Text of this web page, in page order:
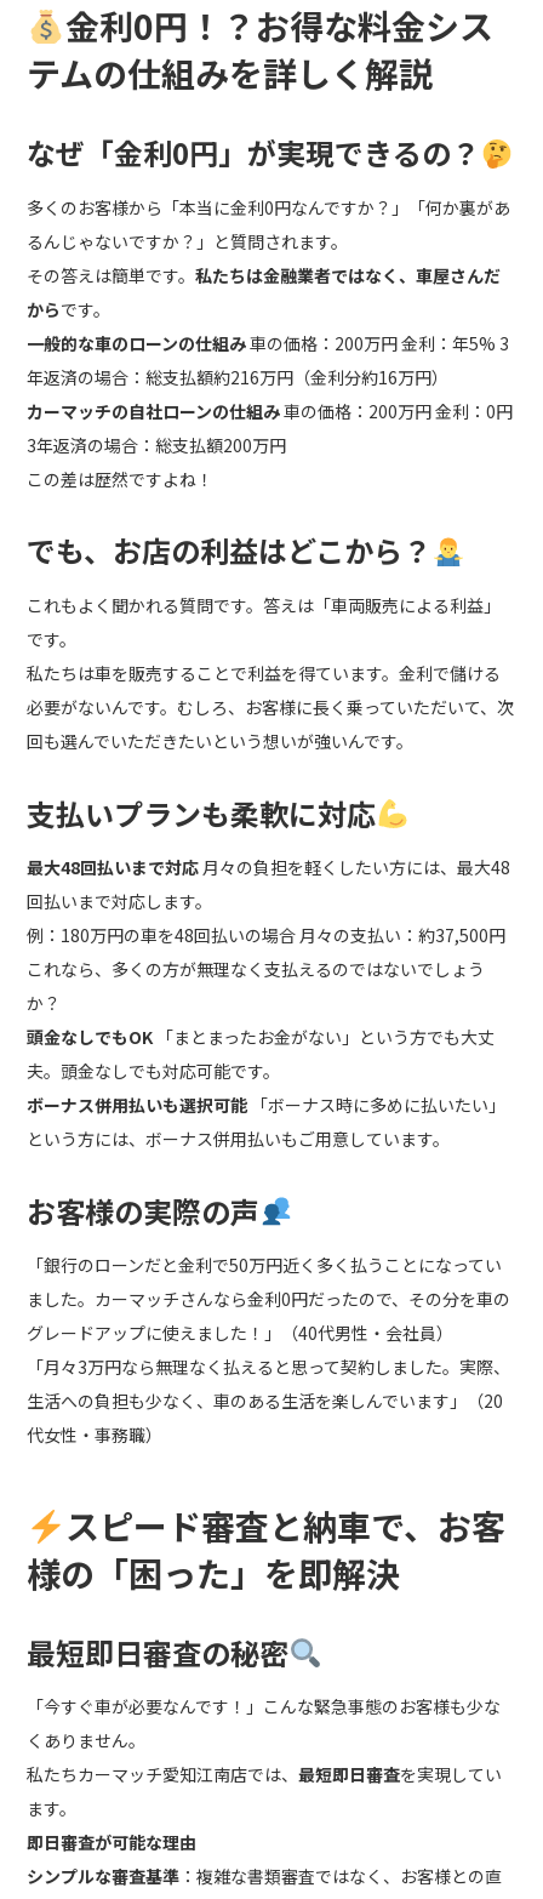
金利0円！？お得な料金シス
テムの仕組みを詳しく解説
なぜ「金利0円」が実現できるの？
多くのお客様から「本当に金利0円なんですか？」「何か裏があ
るんじゃないですか？」と質問されます。
その答えは簡単です。私たちは金融業者ではなく、車屋さんだ
からです。
一般的な車のローンの仕組み車の価格：200万円 金利：年5% 3
年返済の場合：総支払額約216万円（金利分約16万円）
カーマッチの自社ローンの仕組み車の価格：200万円 金利：0円
3年返済の場合：総支払額200万円
この差は歴然ですよね！
でも、お店の利益はどこから？
これもよく聞かれる質問です。答えは「車両販売による利益」
です。
私たちは車を販売することで利益を得ています。金利で儲ける
必要がないんです。むしろ、お客様に長く乗っていただいて、次
回も選んでいただきたいという想いが強いんです。
支払いプランも柔軟に対応
最大48回払いまで対応 月々の負担を軽くしたい方には、最大48
回払いまで対応します。
例：180万円の車を48回払いの場合 月々の支払い：約37,500円
これなら、多くの方が無理なく支払えるのではないでしょう
か？
頭金なしでもOK「まとまったお金がない」という方でも大丈
夫。頭金なしでも対応可能です。
ボーナス併用払いも選択可能「ボーナス時に多めに払いたい」
という方には、ボーナス併用払いもご用意しています。
お客様の実際の声
「銀行のローンだと金利で50万円近く多く払うことになってい
ました。カーマッチさんなら金利0円だったので、その分を車の
グレードアップに使えました！」（40代男性・会社員）
「月々3万円なら無理なく払えると思って契約しました。実際、
生活への負担も少なく、車のある生活を楽しんでいます」（20
代女性・事務職）
スピード審査と納車で、お客
様の「困った」を即解決
最短即日審査の秘密
「今すぐ車が必要なんです！」こんな緊急事態のお客様も少な
くありません。
私たちカーマッチ愛知江南店では、最短即日審査を実現してい
ます。
即日審査が可能な理由
シンプルな審査基準 ：複雑な書類審査ではなく、お客様との直